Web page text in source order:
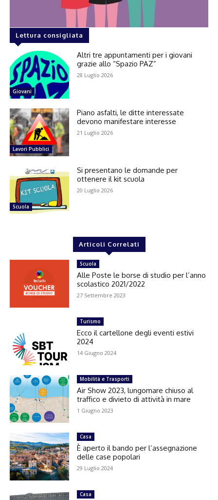
Lettura consigliata
Giovani
Altri tre appuntamenti per i giovani
grazie allo “Spazio PAZ”
28 Luglio 2026
Lavori Pubblici
Piano asfalti, le ditte interessate
devono manifestare interesse
21 Luglio 2026
Scuola
Si presentano le domande per
ottenere il kit scuola
20 Luglio 2026
Articoli Correlati
Scuola
Alle Poste le borse di studio per l’anno
scolastico 2021/2022
27 Settembre 2023
Turismo
Ecco il cartellone degli eventi estivi
2024
14 Giugno 2024
Mobilità e Trasporti
Air Show 2023, lungomare chiuso al
traffico e divieto di attività in mare
1 Giugno 2023
Casa
È aperto il bando per l’assegnazione
delle case popolari
29 Luglio 2024
Casa